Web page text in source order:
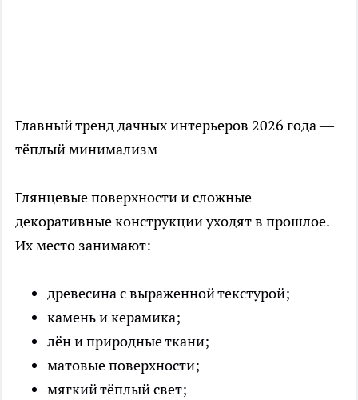
Главный тренд дачных интерьеров 2026 года —
тёплый минимализм
Глянцевые поверхности и сложные
декоративные конструкции уходят в прошлое.
Их место занимают:
древесина с выраженной текстурой;
камень и керамика;
лён и природные ткани;
матовые поверхности;
мягкий тёплый свет;